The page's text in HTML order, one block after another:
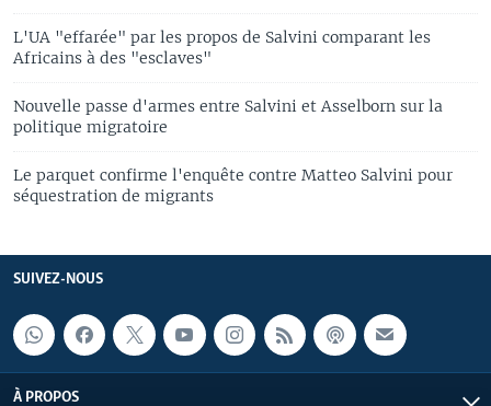
L'UA "effarée" par les propos de Salvini comparant les
Africains à des "esclaves"
Nouvelle passe d'armes entre Salvini et Asselborn sur la
politique migratoire
Le parquet confirme l'enquête contre Matteo Salvini pour
séquestration de migrants
SUIVEZ-NOUS
À PROPOS